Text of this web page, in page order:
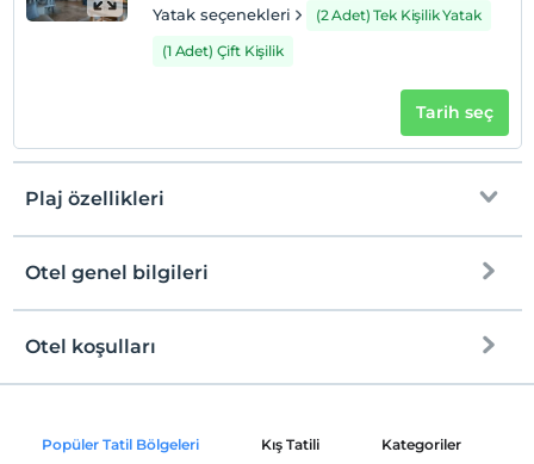
Check/in
Evcil hayvan kabul edilmemektedir.
Sigara
Odalarda sigara içilmez
Çocuklar
Yatak seçenekleri
(2 Adet) Tek Kişilik Yatak
(1 Adet) Çift Kişilik
Tarih seç
Plaj özellikleri
Denize Sıfır
Otel genel bilgileri
Ortak alanlar ve tüm odalar
Otel koşulları
Check/in
Check/out
Popüler Tatil Bölgeleri Kış Tatili Kategoriler